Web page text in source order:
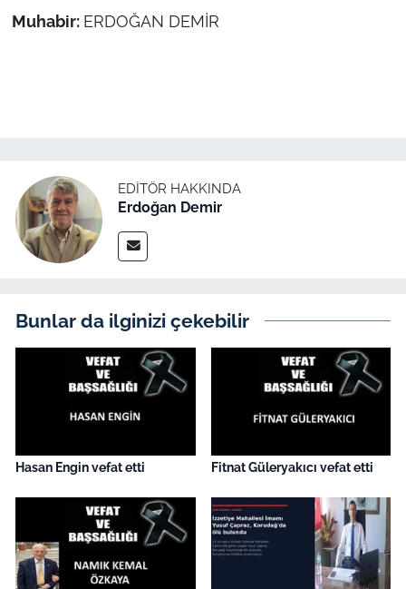
Muhabir: ERDOĞAN DEMİR
EDITÖR HAKKINDA
Erdoğan Demir
Bunlar da ilginizi çekebilir
Hasan Engin vefat etti Fitnat Güleryakıcı vefat etti
Flaş Haber
Dış Haberler
İş Dünyası
Bilim Teknoloji
English News
Canlı Maç
Finans
Genel-A